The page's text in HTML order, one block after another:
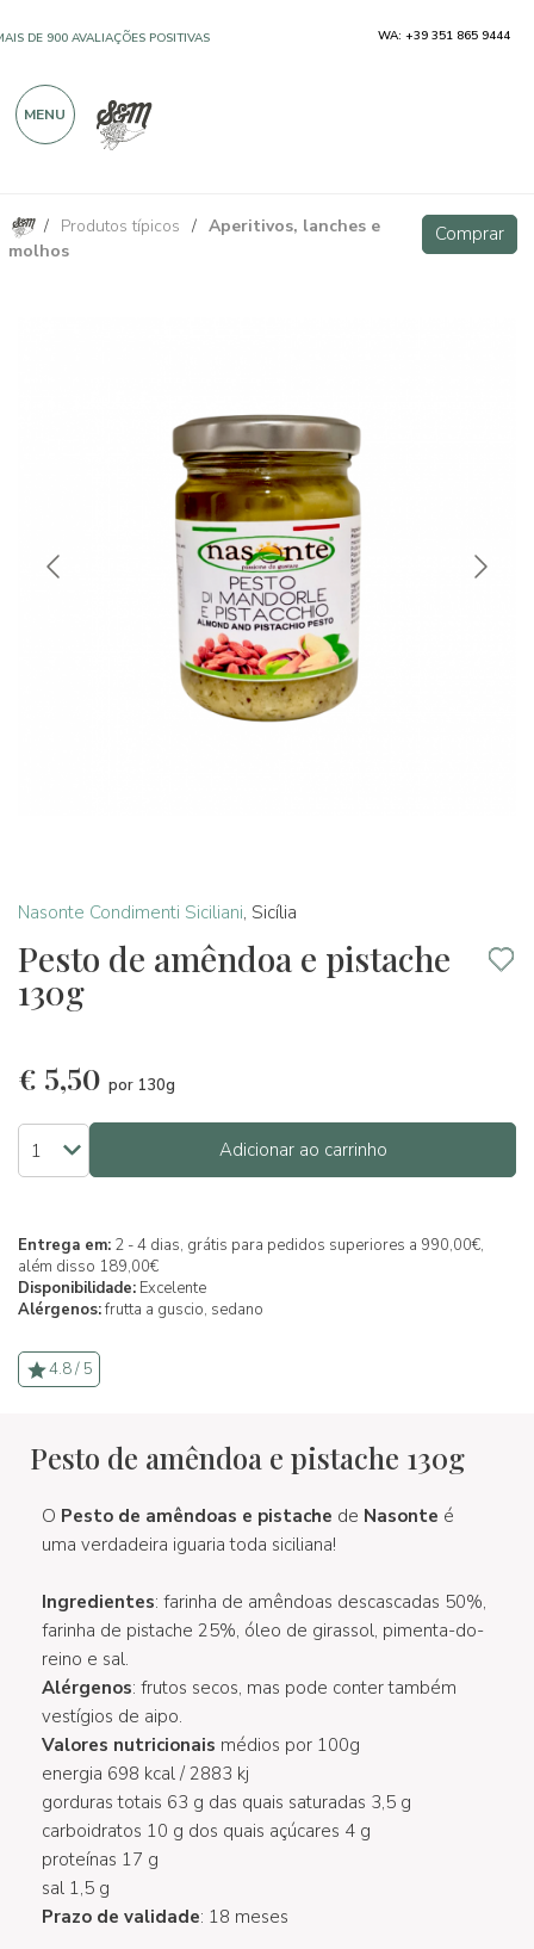
/ Produtos típicos / Aperitivos, lanches e
molhos
Comprar
Nasonte Condimenti Siciliani, Sicília
Pesto de amêndoa e pistache
130g
€ 5,50 por 130g
Adicionar ao carrinho
Entrega em: 2 - 4 dias, grátis para pedidos superiores a 990,00€,
além disso 189,00€
Disponibilidade: Excelente
Alérgenos:frutta a guscio, sedano
4.8 / 5
Pesto de amêndoa e pistache 130g
O Pesto de amêndoas e pistache de Nasonte é
uma verdadeira iguaria toda siciliana!
Ingredientes: farinha de amêndoas descascadas 50%,
farinha de pistache 25%, óleo de girassol, pimenta-do-
reino e sal.
Alérgenos: frutos secos, mas pode conter também
vestígios de aipo.
Valores nutricionais médios por 100g
energia 698 kcal / 2883 kj
gorduras totais 63 g das quais saturadas 3,5 g
carboidratos 10 g dos quais açúcares 4 g
proteínas 17 g
sal 1,5 g
Prazo de validade: 18 meses
Pesto de amêndoa e pistache 130g Comprar
DE 900 AVALIAÇÕES POSITIVAS WA: +39 351 865 9444
MENU